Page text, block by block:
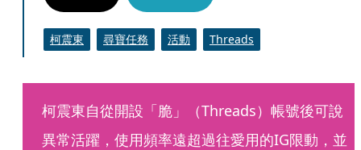
柯震東 尋寶任務 活動 Threads
柯震東自從開設「脆」（Threads）帳號後可說
異常活躍，使用頻率遠超過往愛用的IG限動，並